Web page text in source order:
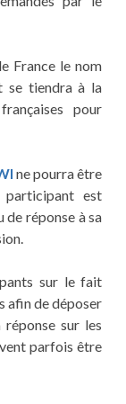
France le nom
se tiendra à la
pour
ne pourra être
est
de réponse à sa
sur le fait
afin de déposer
sur les
parfois être